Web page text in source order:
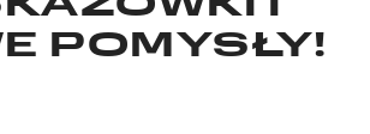
I
POMYSŁY!